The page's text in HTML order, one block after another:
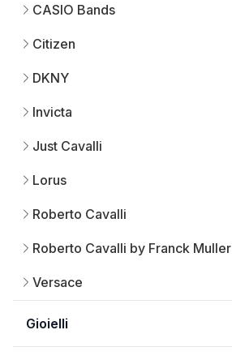
CASIO Bands
Citizen
DKNY
Invicta
Just Cavalli
Lorus
Roberto Cavalli
Roberto Cavalli by Franck Muller
Versace
Gioielli